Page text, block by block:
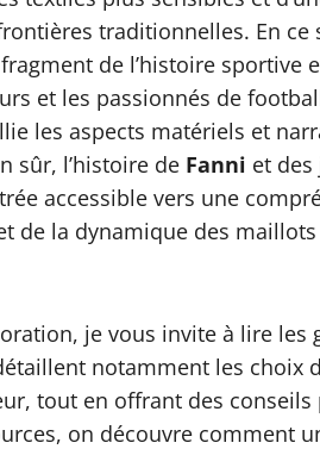
traditionnelles. En
de l’histoire sportive
et les passionnés de
les aspects matériels et
sûr, l’histoire de Fanni et
accessible vers une
de la dynamique des
je vous invite à lire les
notamment les choix
tout en offrant des conseils
on découvre comment